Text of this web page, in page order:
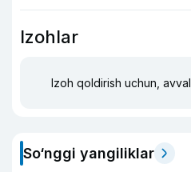
Izohlar
Izoh qoldirish uchun, avval
So‘nggi yangiliklar